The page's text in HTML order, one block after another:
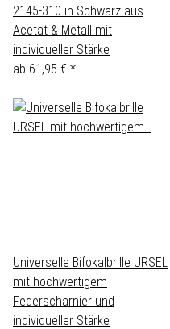
2145-310 in Schwarz aus
Acetat & Metall mit
individueller Stärke
ab 61,95 € *
Universelle Bifokalbrille URSEL
mit hochwertigem
Federscharnier und
individueller Stärke